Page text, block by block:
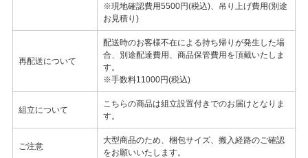
※現地確認費用5500円(税込)、吊り上げ費用(別途
お見積り)
再配送について
配送時のお客様不在による持ち帰りが発生した場
合、別途配達費用、商品保管費用を頂戴いたしま
す。
※手数料11000円(税込)
組立について
こちらの商品は組立設置付きでのお届けとなりま
す。
ご注意
大型商品のため、梱包サイズ、搬入経路のご確認
をお願いいたします。